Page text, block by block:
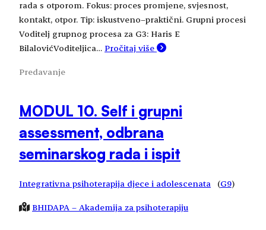
rada s otporom. Fokus: proces promjene, svjesnost,
kontakt, otpor. Tip: iskustveno–praktični. Grupni procesi
Voditelj grupnog procesa za G3: Haris E
BilalovićVoditeljica… Pročitaj više
Predavanje
MODUL 10. Self i grupni
assessment, odbrana
seminarskog rada i ispit
Integrativna psihoterapija djece i adolescenata (G9)
BHIDAPA – Akademija za psihoterapiju